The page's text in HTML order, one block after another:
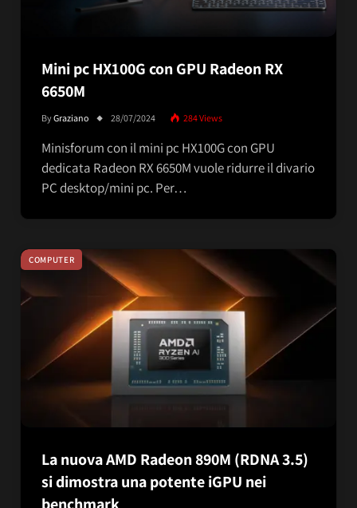
Mini pc HX100G con GPU Radeon RX
6650M
ByGraziano 28/07/2024 284Views
Minisforum con il mini pc HX100G con GPU
dedicata Radeon RX 6650M vuole ridurre il divario
PC desktop/mini pc. Per…
COMPUTER
La nuova AMD Radeon 890M (RDNA 3.5)
si dimostra una potente iGPU nei
benchmark